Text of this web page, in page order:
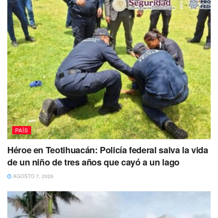
PAÍS
Héroe en Teotihuacán: Policía federal salva la vida
de un niño de tres años que cayó a un lago
AGOSTO 7, 2026